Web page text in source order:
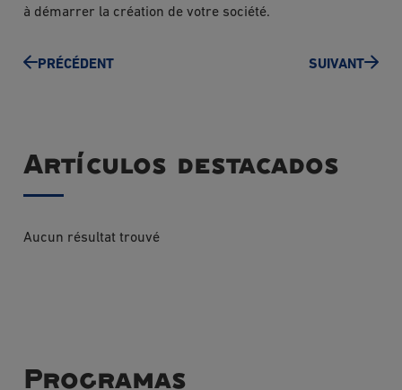
à démarrer la création de votre société.
PRÉCÉDENT SUIVANT
Artículos destacados
Aucun résultat trouvé
Programas